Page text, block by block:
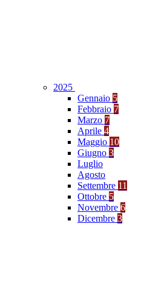
2025
Gennaio 5
Febbraio 7
Marzo 7
Aprile 4
Maggio 10
Giugno 3
Luglio
Agosto
Settembre 11
Ottobre 5
Novembre 6
Dicembre 3